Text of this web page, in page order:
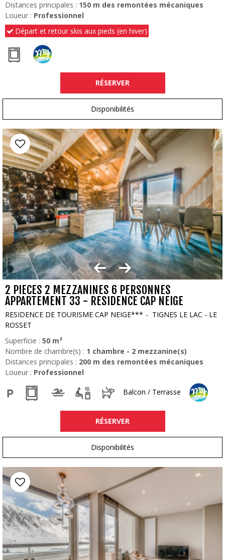
Distances principales : 150 m des remontées mécaniques
Loueur : Professionnel
Départ et retour skis aux pieds (en hiver)
RÉSERVER
Disponibilités
2 PIECES 2 MEZZANINES 6 PERSONNES
APPARTEMENT 33 - RESIDENCE CAP NEIGE
RESIDENCE DE TOURISME CAP NEIGE***
TIGNES LE LAC - LE
ROSSET
Superficie : 50 m²
Nombre de chambre(s) : 1 chambre 2 mezzanine(s)
Distances principales : 200 m des remontées mécaniques
Loueur : Professionnel
Balcon / Terrasse
RÉSERVER
Disponibilités